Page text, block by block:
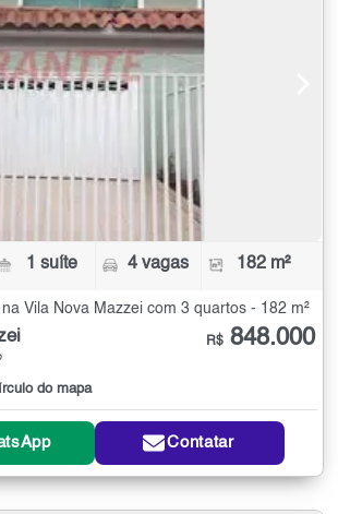
1 suíte 4 vagas 182 m²
Vila Nova Mazzei com 3 quartos - 182 m²
do mapa
R$ 848.000
Contatar